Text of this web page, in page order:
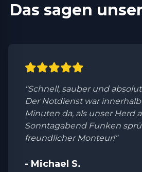
Das sagen
"Schnell, sauber und
Der Notdienst war
Minuten da, als unser Herd
Sonntagabend Funken
freundlicher Monteur!"
- Michael S.